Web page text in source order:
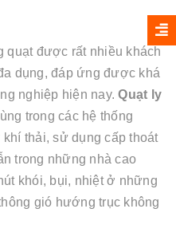
quạt được rất nhiều khách
dụng, đáp ứng được khá
nghiệp hiện nay.Quạt ly
trong các hệ thống
thải, sử dụng cấp thoát
trong những nhà cao
khói, bụi, nhiệt ở những
gió hướng trục không